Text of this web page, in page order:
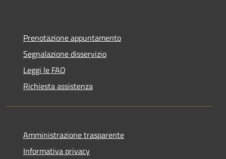
Prenotazione appuntamento
Segnalazione disservizio
Leggi le FAQ
Richiesta assistenza
Amministrazione trasparente
Informativa privacy